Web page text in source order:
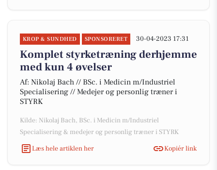
KROP & SUNDHED SPONSORERET 30-04-2023 17:31
Komplet styrketræning derhjemme
med kun 4 øvelser
Af: Nikolaj Bach // BSc. i Medicin m/Industriel
Specialisering // Medejer og personlig træner i
STYRK
Kilde: Nikolaj Bach, BSc. i Medicin m/Industriel
Specialisering & medejer og personlig træner i STYRK
Læs hele artiklen her
Kopiér link